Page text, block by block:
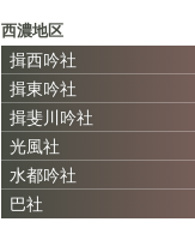
西濃地区
揖西吟社
揖東吟社
揖斐川吟社
光風社
水都吟社
巴社